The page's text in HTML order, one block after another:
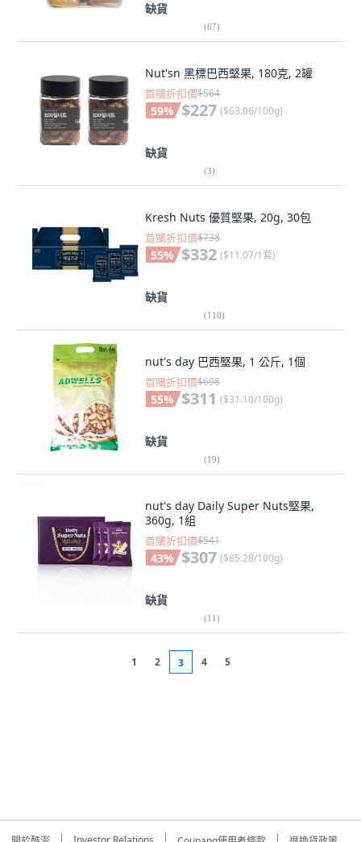
缺貨
(67)
Nut'sn 黑標巴西堅果, 180克, 2罐
首購折扣價$564
59% $227 ($63.06/100g)
缺貨
(3)
Kresh Nuts 優質堅果, 20g, 30包
首購折扣價$738
55% $332 ($11.07/1套)
缺貨
(110)
nut's day 巴西堅果, 1 公斤, 1個
首購折扣價$698
55% $311 ($31.10/100g)
缺貨
(19)
nut's day Daily Super Nuts堅果,
360g, 1組
首購折扣價$541
43% $307 ($85.28/100g)
缺貨
(11)
1 2 3 4 5